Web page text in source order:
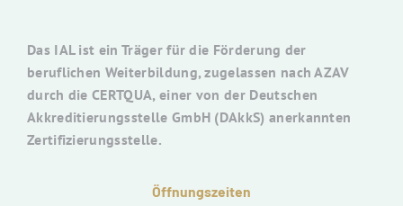
Das IAL ist ein Träger für die Förderung der
beruflichen Weiterbildung, zugelassen nach AZAV
durch die CERTQUA, einer von der Deutschen
Akkreditierungsstelle GmbH (DAkkS) anerkannten
Zertifizierungsstelle.
Öffnungszeiten